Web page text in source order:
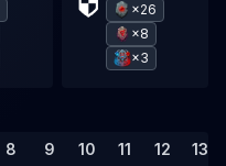
×26
×8
×3
8 9 10 11 12 13